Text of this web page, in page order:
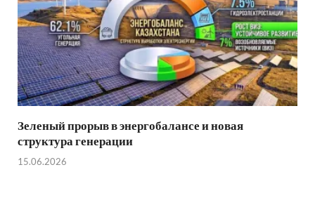
Зеленый прорыв в энергобалансе и новая
структура генерации
15.06.2026